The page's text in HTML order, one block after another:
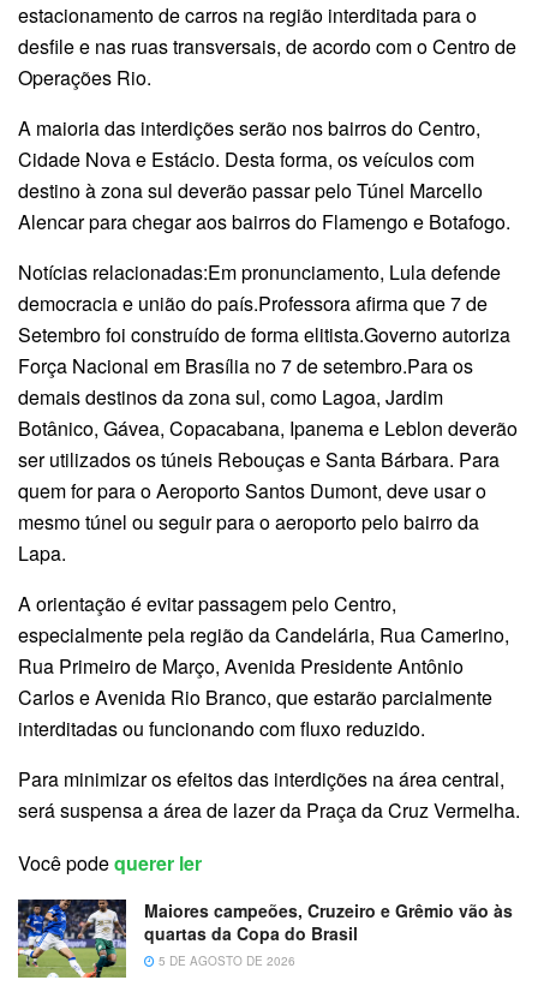
estacionamento de carros na região interditada para o
desfile e nas ruas transversais, de acordo com o Centro de
Operações Rio.
A maioria das interdições serão nos bairros do Centro,
Cidade Nova e Estácio. Desta forma, os veículos com
destino à zona sul deverão passar pelo Túnel Marcello
Alencar para chegar aos bairros do Flamengo e Botafogo.
Notícias relacionadas:Em pronunciamento, Lula defende
democracia e união do país.Professora afirma que 7 de
Setembro foi construído de forma elitista.Governo autoriza
Força Nacional em Brasília no 7 de setembro.Para os
demais destinos da zona sul, como Lagoa, Jardim
Botânico, Gávea, Copacabana, Ipanema e Leblon deverão
ser utilizados os túneis Rebouças e Santa Bárbara. Para
quem for para o Aeroporto Santos Dumont, deve usar o
mesmo túnel ou seguir para o aeroporto pelo bairro da
Lapa.
A orientação é evitar passagem pelo Centro,
especialmente pela região da Candelária, Rua Camerino,
Rua Primeiro de Março, Avenida Presidente Antônio
Carlos e Avenida Rio Branco, que estarão parcialmente
interditadas ou funcionando com fluxo reduzido.
Para minimizar os efeitos das interdições na área central,
será suspensa a área de lazer da Praça da Cruz Vermelha.
Você podequerer ler
Maiores campeões, Cruzeiro e Grêmio vão às
quartas da Copa do Brasil
5 DE AGOSTO DE 2026